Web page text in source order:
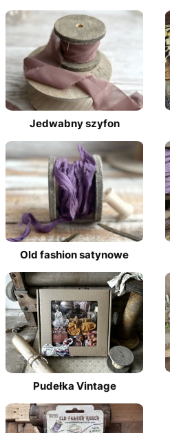
Jedwabny szyfon
Old fashion satynowe
Pudełka Vintage